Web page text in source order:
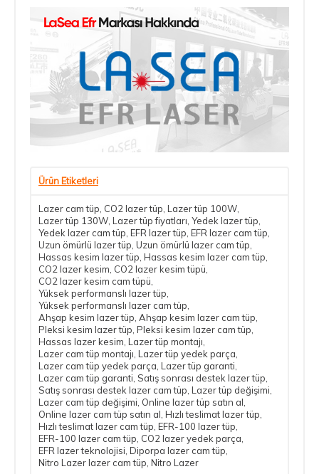
Ürün Etiketleri
Lazer cam tüp, CO2 lazer tüp, Lazer tüp 100W,
Lazer tüp 130W, Lazer tüp fiyatları, Yedek lazer tüp,
Yedek lazer cam tüp, EFR lazer tüp, EFR lazer cam tüp,
Uzun ömürlü lazer tüp, Uzun ömürlü lazer cam tüp,
Hassas kesim lazer tüp, Hassas kesim lazer cam tüp,
CO2 lazer kesim, CO2 lazer kesim tüpü,
CO2 lazer kesim cam tüpü,
Yüksek performanslı lazer tüp,
Yüksek performanslı lazer cam tüp,
Ahşap kesim lazer tüp, Ahşap kesim lazer cam tüp,
Pleksi kesim lazer tüp, Pleksi kesim lazer cam tüp,
Hassas lazer kesim, Lazer tüp montajı,
Lazer cam tüp montajı, Lazer tüp yedek parça,
Lazer cam tüp yedek parça, Lazer tüp garanti,
Lazer cam tüp garanti, Satış sonrası destek lazer tüp,
Satış sonrası destek lazer cam tüp, Lazer tüp değişimi,
Lazer cam tüp değişimi, Online lazer tüp satın al,
Online lazer cam tüp satın al, Hızlı teslimat lazer tüp,
Hızlı teslimat lazer cam tüp, EFR-100 lazer tüp,
EFR-100 lazer cam tüp, CO2 lazer yedek parça,
EFR lazer teknolojisi, Diporpa lazer cam tüp,
Nitro Lazer lazer cam tüp, Nitro Lazer